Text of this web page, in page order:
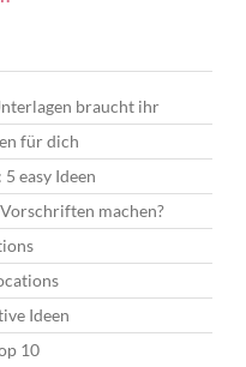
braucht ihr
für dich
easy Ideen
machen?
Ideen
10